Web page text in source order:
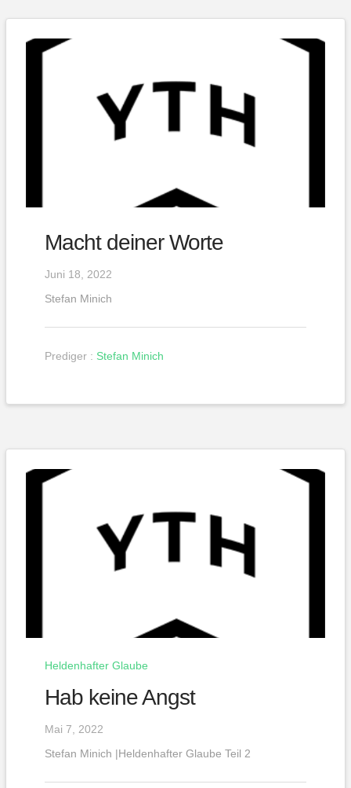
Macht deiner Worte
Juni 18, 2022
Stefan Minich
Prediger : Stefan Minich
Heldenhafter Glaube
Hab keine Angst
Mai 7, 2022
Stefan Minich |Heldenhafter Glaube Teil 2